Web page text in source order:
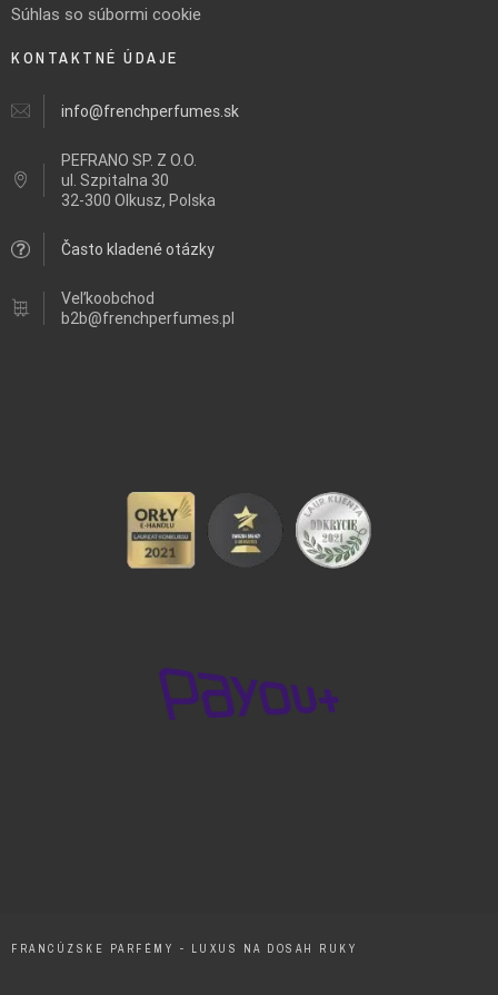
Súhlas so súbormi cookie
KONTAKTNÉ ÚDAJE
info@frenchperfumes.sk
PEFRANO SP. Z O.O.
ul. Szpitalna 30
32-300 Olkusz, Polska
Často kladené otázky
Veľkoobchod
b2b@frenchperfumes.pl
FRANCÚZSKE PARFÉMY - LUXUS NA DOSAH RUKY